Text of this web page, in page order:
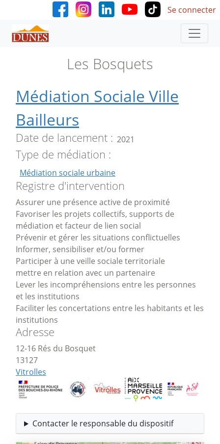
Aller au contenu principal User
Se connecter
Les Bosquets
Médiation Sociale Ville
Bailleurs
Date de lancement 2021
Type de médiation
Médiation sociale urbaine
Registre d'intervention
Assurer une présence active de proximité
Favoriser les projets collectifs, supports de
médiation et facteur de lien social
Prévenir et gérer les situations conflictuelles
Informer, sensibiliser et/ou former
Participer à une veille sociale territoriale
mettre en relation avec un partenaire
Lever les incompréhensions entre les personnes
et les institutions
Faciliter les concertations entre les habitants et les
institutions
Adresse
12-16 Rés du Bosquet
13127
Vitrolles
Contacter le responsable du dispositif